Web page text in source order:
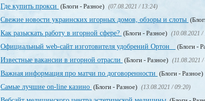
Где купить прокси (Блоги - Разное) (07.08.2021 / 13:24)
Свежие новости украинских игорных домов, обзоры и слоты
Как разыскать работу в игорной сфере? (Блоги - Разное) (10.08.2021 /
Официальный web-сайт изготовителя удобрений Ортон (Блоги -
Известные вакансии в игорной отрасли (Блоги - Разное) (11.08.2021
Важная информация про матчи по договоренности (Блоги - Разное)
Самые лучшие on-line казино (Блоги - Разное) (13.08.2021 / 09:20)